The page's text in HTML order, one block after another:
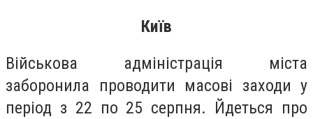
Київ
Військова адміністрація міста
заборонила проводити масові заходи у
період з 22 по 25 серпня. Йдеться про